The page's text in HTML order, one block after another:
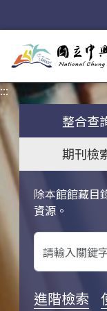
:::
整合查
期刊檢
除本館館藏目
資源。
關鍵字搜尋
進階檢索